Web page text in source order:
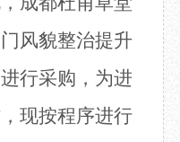
诗史堂
柴门
少陵草堂碑亭
唐代遗址
风貌整治提升
行采购，为进
现按程序进行